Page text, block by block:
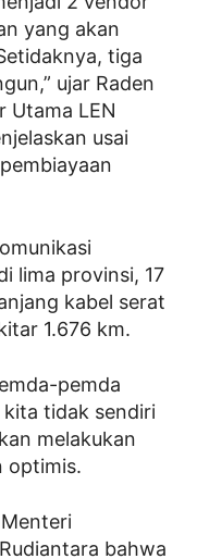
yang akan
tiga
ujar Raden
Utama LEN
usai
lima provinsi, 17
kabel serat
1.676 km.
pemda
kita tidak sendiri
melakukan
optimis.
bahwa